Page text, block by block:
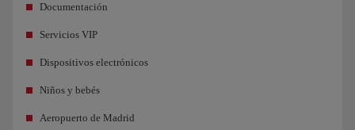
Documentación
Servicios VIP
Dispositivos electrónicos
Niños y bebés
Aeropuerto de Madrid